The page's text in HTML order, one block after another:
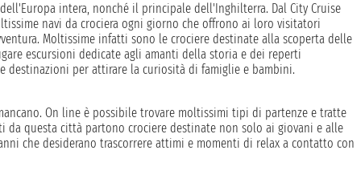
intera, nonché il principale dell'Inghilterra. Dal City Cruise
navi da crociera ogni giorno che offrono ai loro visitatori
Moltissime infatti sono le crociere destinate alla scoperta delle
escursioni dedicate agli amanti della storia e dei reperti
destinazioni per attirare la curiosità di famiglie e bambini.
On line è possibile trovare moltissimi tipi di partenze e tratte
da questa città partono crociere destinate non solo ai giovani e alle
che desiderano trascorrere attimi e momenti di relax a contatto con